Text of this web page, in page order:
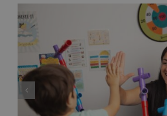
Deputata PNL Mara
de lege care
exercitare a
comportamental”,